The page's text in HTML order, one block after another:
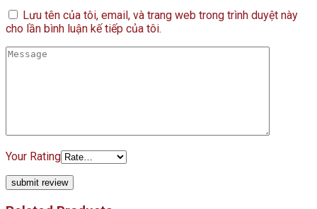
Lưu tên của tôi, email, và trang web trong trình duyệt này
cho lần bình luận kế tiếp của tôi.
Your Rating